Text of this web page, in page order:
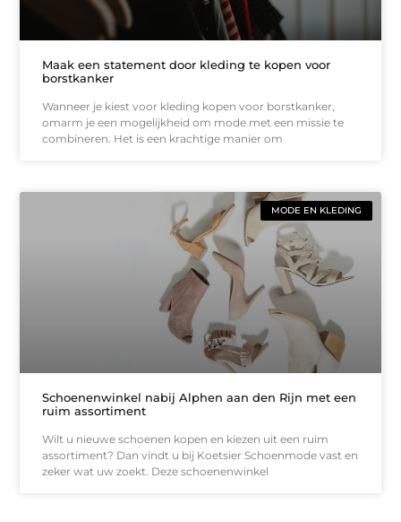
Maak een statement door kleding te kopen voor
borstkanker
Wanneer je kiest voor kleding kopen voor borstkanker,
omarm je een mogelijkheid om mode met een missie te
combineren. Het is een krachtige manier om
MODE EN KLEDING
Schoenenwinkel nabij Alphen aan den Rijn met een
ruim assortiment
Wilt u nieuwe schoenen kopen en kiezen uit een ruim
assortiment? Dan vindt u bij Koetsier Schoenmode vast en
zeker wat uw zoekt. Deze schoenenwinkel